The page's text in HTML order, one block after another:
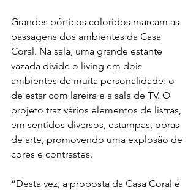
Grandes pórticos coloridos marcam as
passagens dos ambientes da Casa
Coral. Na sala, uma grande estante
vazada divide o living em dois
ambientes de muita personalidade: o
de estar com lareira e a sala de TV. O
projeto traz vários elementos de listras,
em sentidos diversos, estampas, obras
de arte, promovendo uma explosão de
cores e contrastes.
“Desta vez, a proposta da Casa Coral é